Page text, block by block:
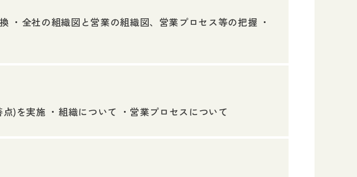
・全社の組織図と営業の組織図、営業プロセス等の把握 ・
)を実施 ・組織について ・営業プロセスについて